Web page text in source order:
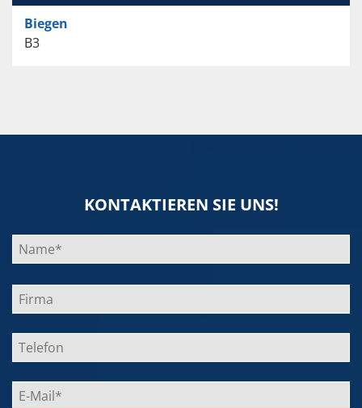
Biegen
B3
KONTAKTIEREN SIE UNS!
Bitte
lasse
dieses
Feld
leer.